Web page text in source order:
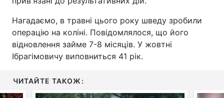
Нагадаємо, в травні цього року шведу зробили
операцію на коліні. Повідомлялося, що його
відновлення займе 7-8 місяців. У жовтні
Ібрагімовичу виповниться 41 рік.
ЧИТАЙТЕ ТАКОЖ: